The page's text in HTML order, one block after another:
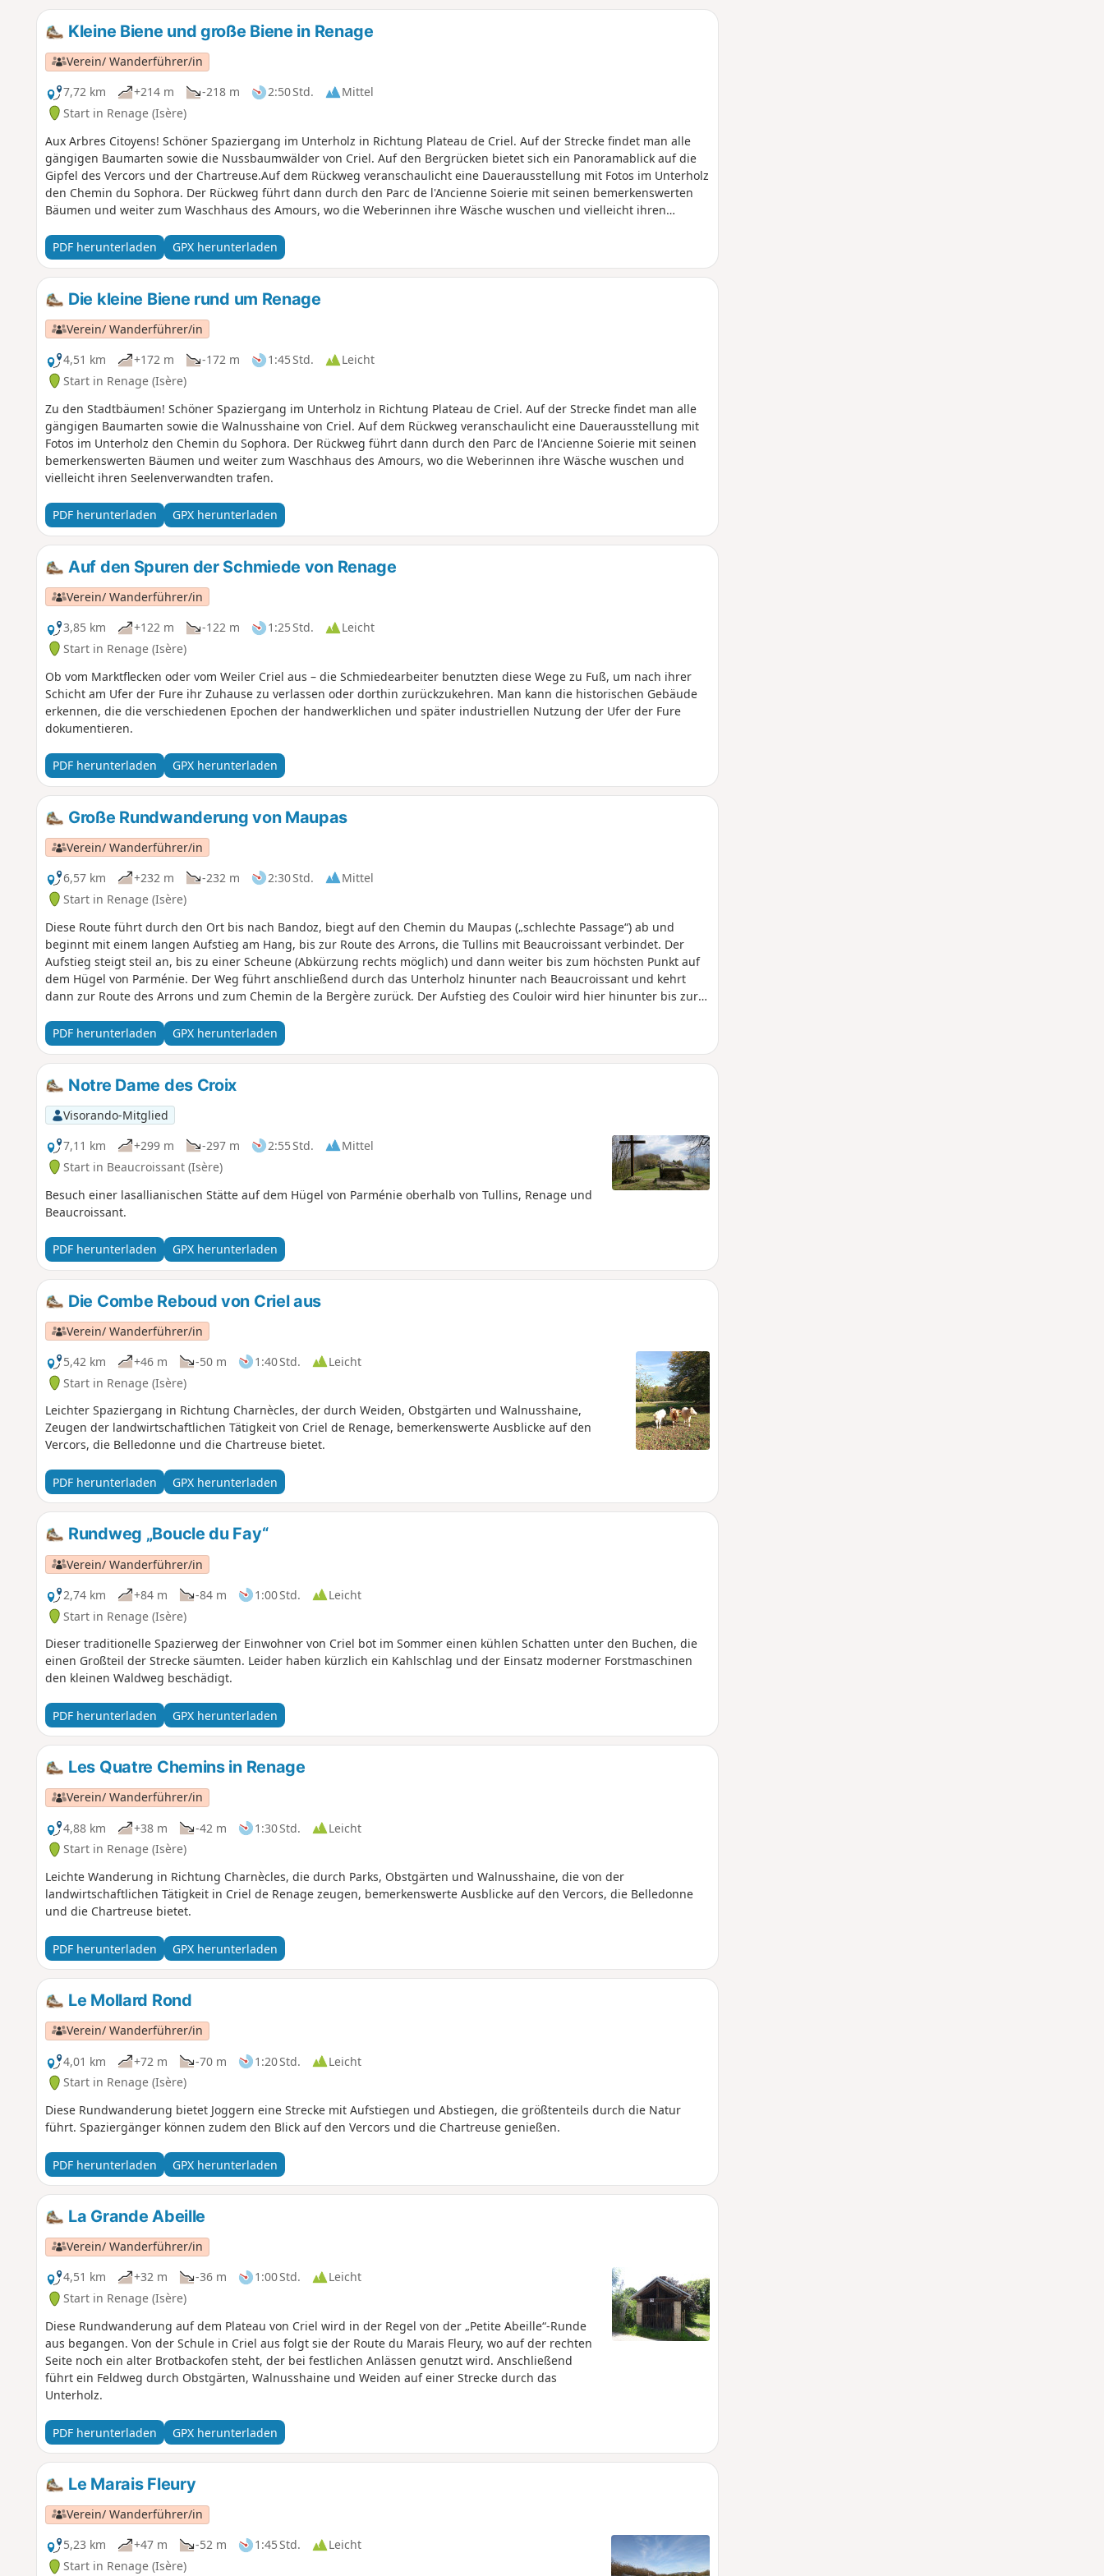
Kleine Biene und große Biene in Renage
Verein/ Wanderführer/in
7,72 km
+214 m -218 m 2:50 Std.
Mittel
Start in Renage (Isère)
Aux Arbres Citoyens! Schöner Spaziergang im Unterholz in Richtung Plateau de Criel. Auf der Strecke findet man alle
gängigen Baumarten sowie die Nussbaumwälder von Criel. Auf den Bergrücken bietet sich ein Panoramablick auf die
Gipfel des Vercors und der Chartreuse.Auf dem Rückweg veranschaulicht eine Dauerausstellung mit Fotos im Unterholz
den Chemin du Sophora. Der Rückweg führt dann durch den Parc de l'Ancienne Soierie mit seinen bemerkenswerten
Bäumen und weiter zum Waschhaus des Amours, wo die Weberinnen ihre Wäsche wuschen und vielleicht ihren
PDF herunterladen
GPX herunterladen
Die kleine Biene rund um Renage
Verein/ Wanderführer/in
4,51 km
+172 m -172 m 1:45 Std.
Leicht
Start in Renage (Isère)
Zu den Stadtbäumen! Schöner Spaziergang im Unterholz in Richtung Plateau de Criel. Auf der Strecke findet man alle
gängigen Baumarten sowie die Walnusshaine von Criel. Auf dem Rückweg veranschaulicht eine Dauerausstellung mit
Fotos im Unterholz den Chemin du Sophora. Der Rückweg führt dann durch den Parc de l'Ancienne Soierie mit seinen
bemerkenswerten Bäumen und weiter zum Waschhaus des Amours, wo die Weberinnen ihre Wäsche wuschen und
vielleicht ihren Seelenverwandten trafen.
PDF herunterladen GPX herunterladen
Auf den Spuren der Schmiede von Renage
Verein/ Wanderführer/in
3,85 km
+122 m -122 m 1:25 Std.
Leicht
Start in Renage (Isère)
Ob vom Marktflecken oder vom Weiler Criel aus – die Schmiedearbeiter benutzten diese Wege zu Fuß, um nach ihrer
Schicht am Ufer der Fure ihr Zuhause zu verlassen oder dorthin zurückzukehren. Man kann die historischen Gebäude
erkennen, die die verschiedenen Epochen der handwerklichen und später industriellen Nutzung der Ufer der Fure
dokumentieren.
PDF herunterladen GPX herunterladen
Große Rundwanderung von Maupas
Verein/ Wanderführer/in
6,57 km
+232 m -232 m 2:30 Std.
Mittel
Start in Renage (Isère)
Diese Route führt durch den Ort bis nach Bandoz, biegt auf den Chemin du Maupas („schlechte Passage“) ab und
beginnt mit einem langen Aufstieg am Hang, bis zur Route des Arrons, die Tullins mit Beaucroissant verbindet. Der
Aufstieg steigt steil an, bis zu einer Scheune (Abkürzung rechts möglich) und dann weiter bis zum höchsten Punkt auf
dem Hügel von Parménie. Der Weg führt anschließend durch das Unterholz hinunter nach Beaucroissant und kehrt
dann zur Route des Arrons und zum Chemin de la Bergère zurück. Der Aufstieg des Couloir wird hier hinunter bis zur
PDF herunterladen
GPX herunterladen
Notre Dame des Croix
Visorando-Mitglied
7,11 km
+299 m -297 m 2:55 Std.
Mittel
Start in Beaucroissant (Isère)
Besuch einer lasallianischen Stätte auf dem Hügel von Parménie oberhalb von Tullins, Renage und
Beaucroissant.
PDF herunterladen GPX herunterladen
Die Combe Reboud von Criel aus
Verein/ Wanderführer/in
5,42 km
+46 m -50 m 1:40 Std.
Leicht
Start in Renage (Isère)
Leichter Spaziergang in Richtung Charnècles, der durch Weiden, Obstgärten und Walnusshaine,
Zeugen der landwirtschaftlichen Tätigkeit von Criel de Renage, bemerkenswerte Ausblicke auf den
Vercors, die Belledonne und die Chartreuse bietet.
PDF herunterladen GPX herunterladen
Rundweg „Boucle du Fay“
Verein/ Wanderführer/in
2,74 km
+84 m -84 m 1:00 Std.
Leicht
Start in Renage (Isère)
Dieser traditionelle Spazierweg der Einwohner von Criel bot im Sommer einen kühlen Schatten unter den Buchen, die
einen Großteil der Strecke säumten. Leider haben kürzlich ein Kahlschlag und der Einsatz moderner Forstmaschinen
den kleinen Waldweg beschädigt.
PDF herunterladen GPX herunterladen
Les Quatre Chemins in Renage
Verein/ Wanderführer/in
4,88 km
+38 m -42 m 1:30 Std.
Leicht
Start in Renage (Isère)
Leichte Wanderung in Richtung Charnècles, die durch Parks, Obstgärten und Walnusshaine, die von der
landwirtschaftlichen Tätigkeit in Criel de Renage zeugen, bemerkenswerte Ausblicke auf den Vercors, die Belledonne
und die Chartreuse bietet.
PDF herunterladen GPX herunterladen
Le Mollard Rond
Verein/ Wanderführer/in
4,01 km
+72 m -70 m 1:20 Std.
Leicht
Start in Renage (Isère)
Diese Rundwanderung bietet Joggern eine Strecke mit Aufstiegen und Abstiegen, die größtenteils durch die Natur
führt. Spaziergänger können zudem den Blick auf den Vercors und die Chartreuse genießen.
PDF herunterladen GPX herunterladen
La Grande Abeille
Verein/ Wanderführer/in
4,51 km
+32 m -36 m 1:00 Std.
Leicht
Start in Renage (Isère)
Diese Rundwanderung auf dem Plateau von Criel wird in der Regel von der „Petite Abeille“-Runde
aus begangen. Von der Schule in Criel aus folgt sie der Route du Marais Fleury, wo auf der rechten
Seite noch ein alter Brotbackofen steht, der bei festlichen Anlässen genutzt wird. Anschließend
führt ein Feldweg durch Obstgärten, Walnusshaine und Weiden auf einer Strecke durch das
Unterholz.
PDF herunterladen GPX herunterladen
Le Marais Fleury
Verein/ Wanderführer/in
5,23 km
+47 m -52 m 1:45 Std.
Leicht
Start in Renage (Isère)